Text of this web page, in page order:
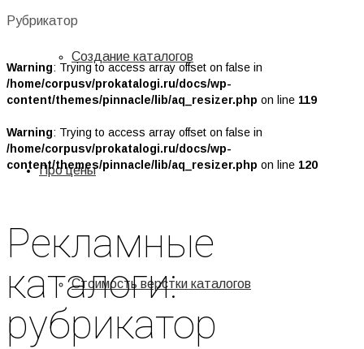
Создание каталогов
Про цены
Стоимость верстки каталогов
Рубрикатор
Warning: Trying to access array offset on false in
/home/corpusv/prokatalogi.ru/docs/wp-
content/themes/pinnacle/lib/aq_resizer.php on line 119
Warning: Trying to access array offset on false in
/home/corpusv/prokatalogi.ru/docs/wp-
content/themes/pinnacle/lib/aq_resizer.php on line 120
Рекламные
каталоги:
рубрикатор